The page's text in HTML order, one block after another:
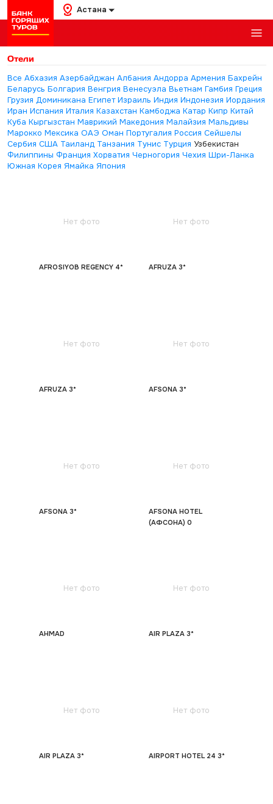
Астана
Отели
Все Абхазия Азербайджан Албания Андорра Армения Бахрейн
Беларусь Болгария Венгрия Венесуэла Вьетнам Гамбия Греция
Грузия Доминикана Египет Израиль Индия Индонезия Иордания
Иран Испания Италия Казахстан Камбоджа Катар Кипр Китай
Куба Кыргызстан Маврикий Македония Малайзия Мальдивы
Марокко Мексика ОАЭ Оман Португалия Россия Сейшелы
Сербия США Таиланд Танзания Тунис Турция Узбекистан
Филиппины Франция Хорватия Черногория Чехия Шри-Ланка
Южная Корея Ямайка Япония
Нет фото
AFROSIYOB REGENCY 4*
Нет фото
AFRUZA 3*
Нет фото
AFRUZA 3*
Нет фото
AFSONA 3*
Нет фото
AFSONA 3*
Нет фото
AFSONA HOTEL
(АФСОНА) 0
Нет фото
AHMAD
Нет фото
AIR PLAZA 3*
Нет фото
AIR PLAZA 3*
Нет фото
AIRPORT HOTEL 24 3*